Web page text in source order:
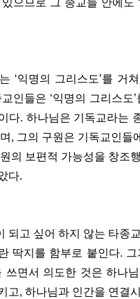
으므로 그 종교들 안에도
‘익명의 그리스도’를 거
인들은 ‘익명의 그리스도’
다. 하나님은 기독교라는
, 그의 구원은 기독교인들
의 보편적 가능성을 창조
다.
되고 싶어 하지 않는 타종
딱지를 함부로 붙인다. 그
쓰면서 의도한 것은 하나
고, 하나님과 인간을 연결